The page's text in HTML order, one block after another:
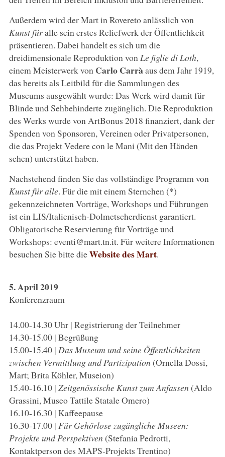
Außerdem wird der Mart in Rovereto anlässlich von
Kunst füralle sein erstes Reliefwerk der Öffentlichkeit
präsentieren. Dabei handelt es sich um die
dreidimensionale Reproduktion von Le figlie di Loth,
einem Meisterwerk von Carlo Carràaus dem Jahr 1919,
das bereits als Leitbild für die Sammlungen des
Museums ausgewählt wurde: Das Werk wird damit für
Blinde und Sehbehinderte zugänglich. Die Reproduktion
des Werks wurde von ArtBonus 2018 finanziert, dank der
Spenden von Sponsoren, Vereinen oder Privatpersonen,
die das Projekt Vedere con le Mani (Mit den Händen
sehen) unterstützt haben.
Nachstehend finden Sie das vollständige Programm von
Kunst für alle. Für die mit einem Sternchen (*)
gekennzeichneten Vorträge, Workshops und Führungen
ist ein LIS/Italienisch-Dolmetscherdienst garantiert.
Obligatorische Reservierung für Vorträge und
Workshops: eventi@mart.tn.it. Für weitere Informationen
besuchen Sie bitte dieWebsite des Mart.
5. April 2019
Konferenzraum
14.00-14.30 Uhr | Registrierung der Teilnehmer
14.30-15.00 | Begrüßung
15.00-15.40 | Das Museum und seine Öffentlichkeiten
zwischen Vermittlung und Partizipation (Ornella Dossi,
Mart; Brita Köhler, Museion)
15.40-16.10 | Zeitgenössische Kunst zum Anfassen (Aldo
Grassini, Museo Tattile Statale Omero)
16.10-16.30 | Kaffeepause
16.30-17.00 | Für Gehörlose zugängliche Museen:
Projekte und Perspektiven (Stefania Pedrotti,
Kontaktperson des MAPS-Projekts Trentino)